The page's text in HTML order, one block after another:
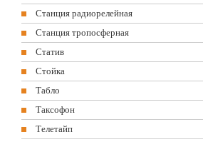
Станция радиорелейная
Станция тропосферная
Статив
Стойка
Табло
Таксофон
Телетайп